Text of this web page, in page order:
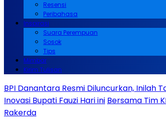
Resensi
Peribahasa
Inspirasi
Suara Perempuan
Sosok
Tips
Mimbar
Kirim Tulisan
BPI Danantara Resmi Diluncurkan, Inilah
Inovasi Bupati Fauzi Hari ini Bersama Tim
Rakerda